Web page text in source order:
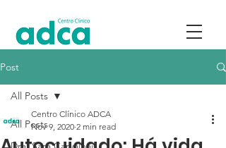
Post
All Posts
All Posts
Centro Clínico ADCA
Nov 9, 2020 2 min read